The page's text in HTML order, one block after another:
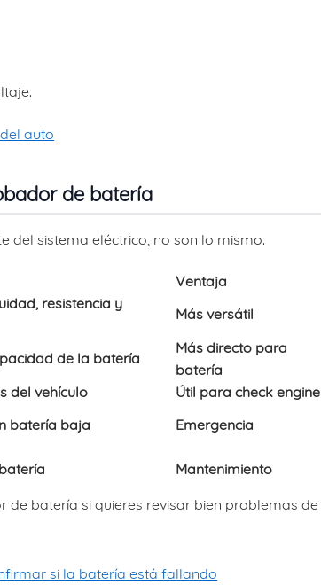
auto
de batería
del sistema eléctrico, no son lo mismo.
Ventaja
resistencia y
Más versátil
de la batería
Más directo para
batería
del vehículo
Útil para check engine
batería baja
Emergencia
Mantenimiento
batería si quieres revisar bien problemas de
si la batería está fallando